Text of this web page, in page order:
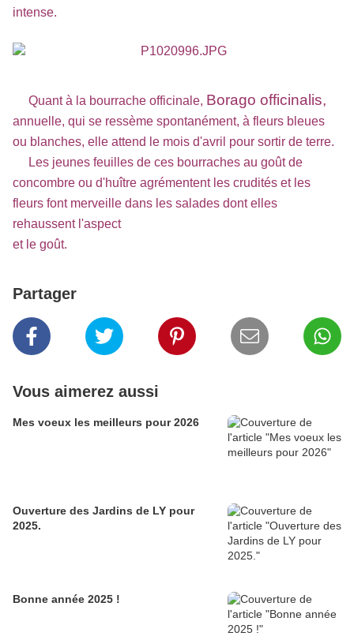
intense.
Quant à la bourrache officinale, Borago officinalis,
annuelle, qui se ressème spontanément, à fleurs bleues
ou blanches, elle attend le mois d'avril pour sortir de terre.
Les jeunes feuilles de ces bourraches au goût de
concombre ou d'huître agrémentent les crudités et les
fleurs font merveille dans les salades dont elles
rehaussent l'aspect
et le goût.
Partager
Vous aimerez aussi
Mes voeux les meilleurs pour 2026
Ouverture des Jardins de LY pour
2025.
Bonne année 2025 !